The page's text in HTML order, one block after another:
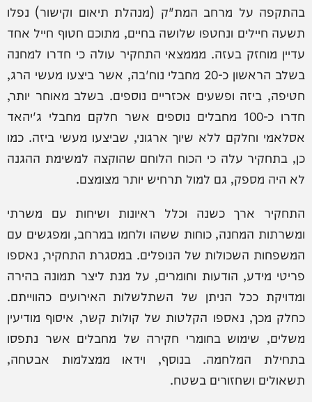
בהתקפה על מרחב המת"ק (מנהלת תיאום וקישור) נפלו
תשעה חיילים ונחטפו שלושה בחיים, מתוכם חטוף חייל אחד
עדיין מוחזק בעזה. מממצאי התחקיר עולה כי חדרו למחנה
בשלב הראשון כ-20 מחבלי נוח'בה, אשר ביצעו מעשי הרג,
חטיפה, ביזה ופשעים אכזריים נוספים. בשלב מאוחר יותר,
חדרו כ-100 מחבלים נוספים אשר חלקם מחבלי ג'יהאד
אסלאמי וחלקם ללא שיוך ארגוני, שביצעו מעשי ביזה. כמו
כן, בתחקיר עלה כי הכוח הלוחם שהוקצה למשימת ההגנה
לא היה מספק, גם למול תרחיש יותר מצומצם.
התחקיר ארך כשנה וכלל ראיונות ושיחות עם משרתי
ומשרתות המחנה, כוחות ששהו ולחמו במרחב, ומפגשים עם
המשפחות השכולות של הנופלים. במסגרת התחקיר, נאספו
פריטי מידע, הודעות וחומרים, על מנת ליצר תמונה בהירה
ומדויקת ככל הניתן של השתלשלות האירועים כהווייתם.
כחלק מכך, נאספו הקלטות של קולות קשר, איסוף מודיעין
משלים, שימוש בחומרי חקירה של מחבלים אשר נתפסו
בתחילת המלחמה. בנוסף, וידאו ממצלמות אבטחה,
תשאולים ושחזורים בשטח.